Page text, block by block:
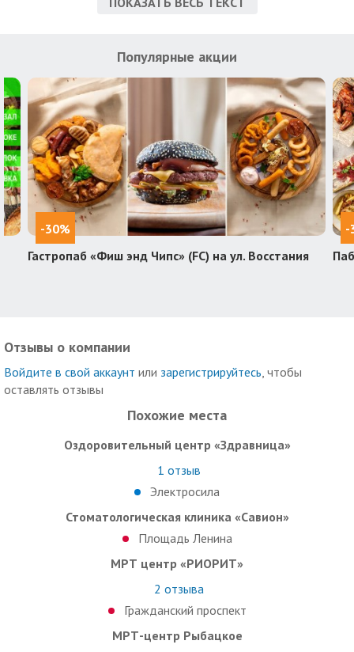
Популярные акции
-30%
Гастропаб «Фиш энд Чипс» (FC) на ул. Восстания
-
Отзывы о компании
Войдите в свой аккаунт или зарегистрируйтесь, чтобы
оставлять отзывы
Похожие места
Оздоровительный центр «Здравница»
1 отзыв
Электросила
Стоматологическая клиника «Савион»
Площадь Ленина
МРТ центр «РИОРИТ»
2 отзыва
Гражданский проспект
МРТ-центр Рыбацкое